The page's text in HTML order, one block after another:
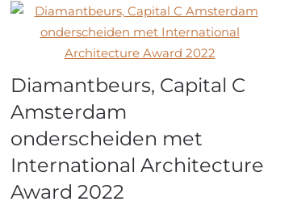
Diamantbeurs, Capital C
Amsterdam
onderscheiden met
International Architecture
Award 2022